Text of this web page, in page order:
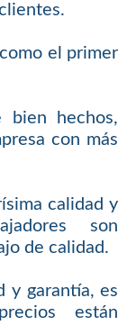
el primer
bien hechos,
con más
calidad y
son
de calidad.
y garantía, es
están